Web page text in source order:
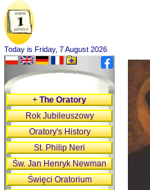
Today is Friday, 7 August 2026
+The Oratory
Rok Jubileuszowy
Oratory's History
St. Philip Neri
Św. Jan Henryk Newman
Święci Oratorium